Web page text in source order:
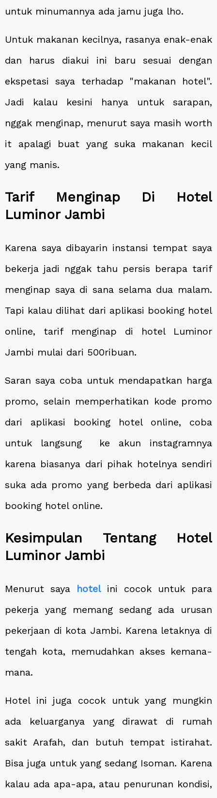
untuk minumannya ada jamu juga lho.
Untuk makanan kecilnya, rasanya enak-enak
dan harus diakui ini baru sesuai dengan
ekspetasi saya terhadap "makanan hotel".
Jadi kalau kesini hanya untuk sarapan,
nggak menginap, menurut saya masih worth
it apalagi buat yang suka makanan kecil
yang manis.
Tarif Menginap Di Hotel
Luminor Jambi
Karena saya dibayarin instansi tempat saya
bekerja jadi nggak tahu persis berapa tarif
menginap saya di sana selama dua malam.
Tapi kalau dilihat dari aplikasi booking hotel
online, tarif menginap di hotel Luminor
Jambi mulai dari 500ribuan.
Saran saya coba untuk mendapatkan harga
promo, selain memperhatikan kode promo
dari aplikasi booking hotel online, coba
untuk langsung ke akun instagramnya
karena biasanya dari pihak hotelnya sendiri
suka ada promo yang berbeda dari aplikasi
booking hotel online.
Kesimpulan Tentang Hotel
Luminor Jambi
Menurut saya hotelini cocok untuk para
pekerja yang memang sedang ada urusan
pekerjaan di kota Jambi. Karena letaknya di
tengah kota, memudahkan akses kemana-
mana.
Hotel ini juga cocok untuk yang mungkin
ada keluarganya yang dirawat di rumah
sakit Arafah, dan butuh tempat istirahat.
Bisa juga untuk yang sedang Isoman. Karena
kalau ada apa-apa, atau penurunan kondisi,